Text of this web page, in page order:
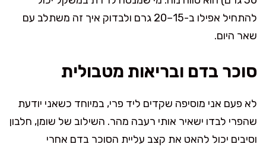
להתחיל אפילו ב-15–20 גרם ולבדוק איך זה משתלב עם
שאר היום.
סוכר בדם ובריאות מטבולית
לא פעם אני מוסיפה שקדים ליד פרי, במיוחד כשאני יודעת
שהפרי לבדו ישאיר אותי רעבה מהר. השילוב של שומן, חלבון
וסיבים יכול להאט את קצב עליית הסוכר בדם אחרי